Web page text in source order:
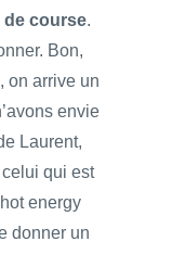
de course.
Bon,
on arrive un
envie
Laurent,
qui est
energy
donner un